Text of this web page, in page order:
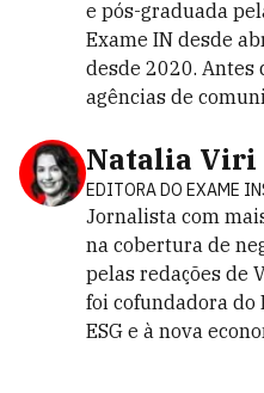
e pós-graduada
Exame IN desde
desde 2020. Antes
agências de
Natalia Viri
EDITORA DO EXAME
Jornalista com
na cobertura de
pelas redações de
foi cofundadora do
ESG e à nova